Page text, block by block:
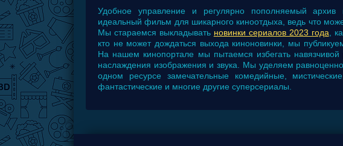
Удобное управление и регулярно пополняемый архив
идеальный фильм для шикарного киноотдыха, ведь что
Мы стараемся выкладывать новинки сериалов 2023 года,
кто не может дождаться выхода киноновинки, мы
На нашем кинопортале мы пытаемся избегать
наслаждения изображения и звука. Мы уделяем
одном ресурсе замечательные комедийные,
фантастические и многие другие суперсериалы.